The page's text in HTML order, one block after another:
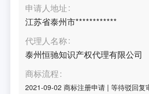
申请人地址
江苏省泰州市************
代理人名称
泰州恒驰知识产权代理有限公司
商标流程
2021-09-02 商标注册申请 |等待驳回复